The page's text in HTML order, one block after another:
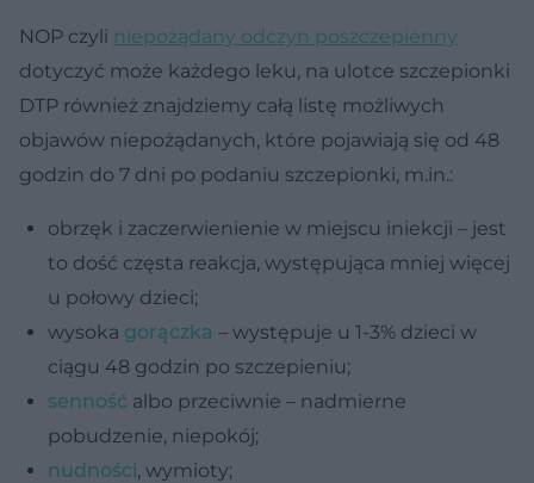
NOP czyli niepożądany odczyn poszczepienny
dotyczyć może każdego leku, na ulotce szczepionki
DTP również znajdziemy całą listę możliwych
objawów niepożądanych, które pojawiają się od 48
godzin do 7 dni po podaniu szczepionki, m.in.:
obrzęk i zaczerwienienie w miejscu iniekcji – jest
to dość częsta reakcja, występująca mniej więcej
u połowy dzieci;
wysoka gorączka – występuje u 1-3% dzieci w
ciągu 48 godzin po szczepieniu;
senność albo przeciwnie – nadmierne
pobudzenie, niepokój;
nudności, wymioty;